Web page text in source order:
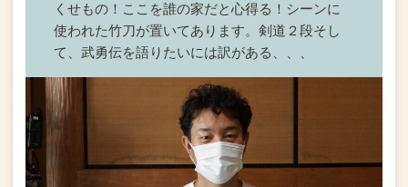
くせもの！ ここを誰の家だと心得る！ シーンに
使われた竹刀が置いてあります。剣道２段そし
て、武勇伝を語りたいには訳がある、、、